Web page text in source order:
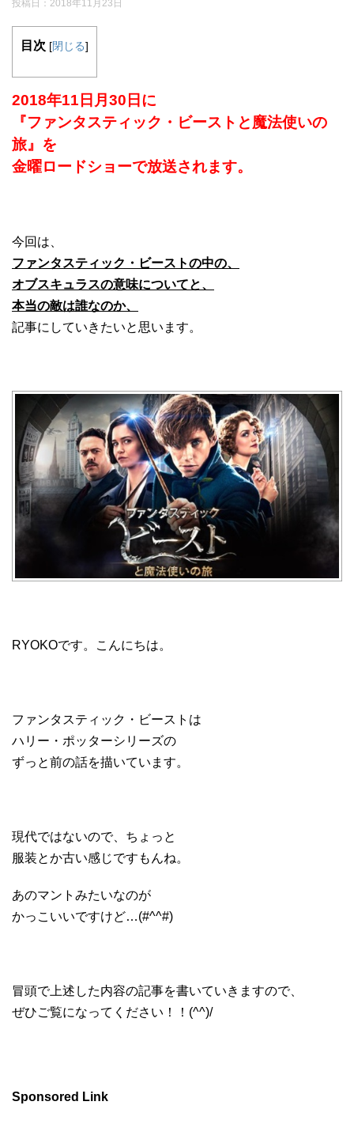
投稿日： 2018年11月23日
目次 [閉じる]
2018年11日月30日に
『ファンタスティック・ビーストと魔法使いの
旅』を
金曜ロードショーで放送されます。
今回は、
ファンタスティック・ビーストの中の、
オブスキュラスの意味についてと、
本当の敵は誰なのか、
記事にしていきたいと思います。
RYOKOです。こんにちは。
ファンタスティック・ビーストは
ハリー・ポッターシリーズの
ずっと前の話を描いています。
現代ではないので、ちょっと
服装とか古い感じですもんね。
あのマントみたいなのが
かっこいいですけど…(#^^#)
冒頭で上述した内容の記事を書いていきますので、
ぜひご覧になってください！！(^^)/
Sponsored Link